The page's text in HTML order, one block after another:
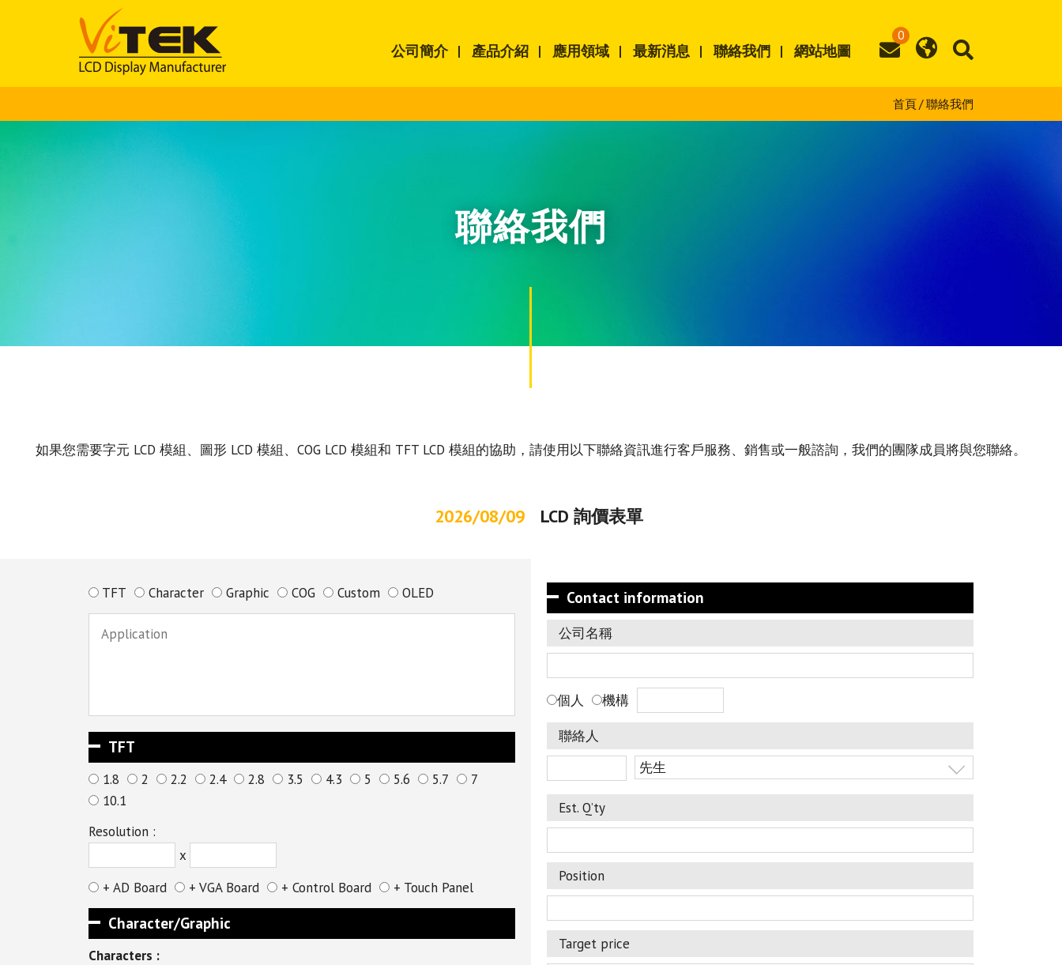
0
公司簡介 產品介紹 應用領域 最新消息 聯絡我們 網站地圖
首頁 聯絡我們
聯絡我們
如果您需要字元 LCD 模組、圖形 LCD 模組、COG LCD 模組和 TFT LCD 模組的協助，請使用以下聯絡資訊進行客戶服務、銷售或一般諮詢，我們的團隊成員將與您聯絡。
2026/08/09 LCD 詢價表單
TFT Character Graphic COG Custom OLED
TFT
1.8 2 2.2 2.4 2.8 3.5 4.3 5 5.6 5.7
7
10.1
Resolution :
x
+ AD Board
+ VGA Board + Control Board + Touch Panel
Character/Graphic
Characters :
Contact information
公司名稱
個人 機構
聯絡人
Est. Q’ty
Position
Target price